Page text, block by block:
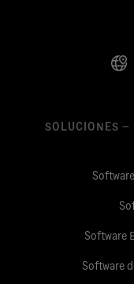
SOLUCIONES –
Software
Software